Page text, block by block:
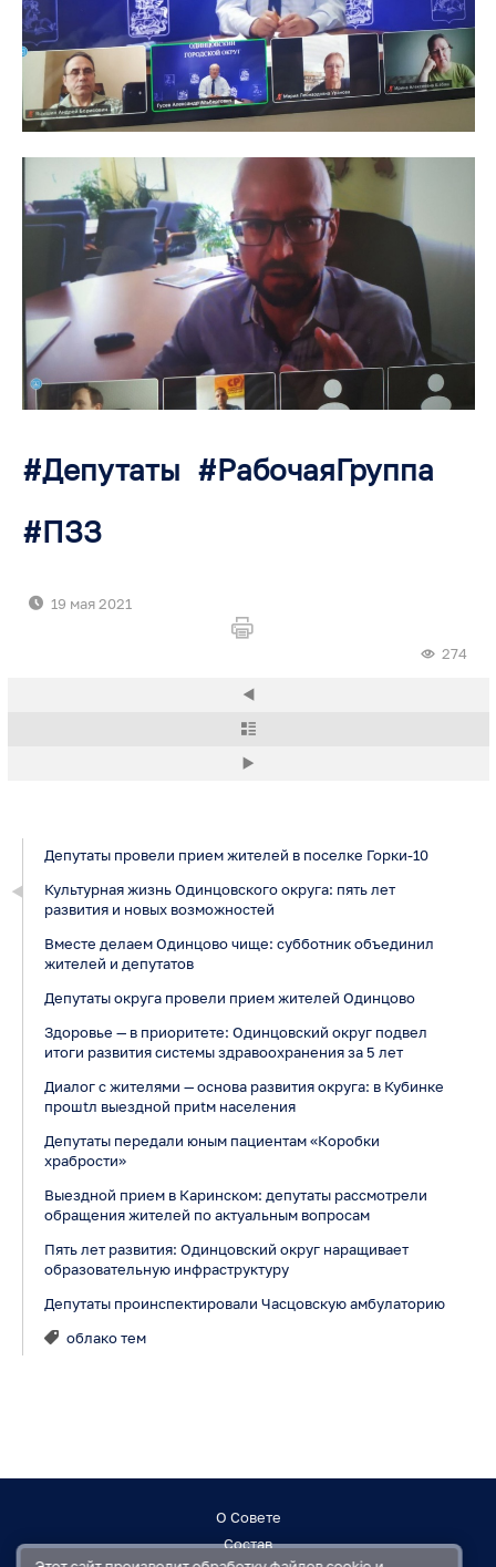
Депутаты
РабочаяГруппа
ПЗЗ
19 мая 2021
274
Депутаты провели прием жителей в поселке Горки-10
Культурная жизнь Одинцовского округа: пять лет
развития и новых возможностей
Вместе делаем Одинцово чище: субботник объединил
жителей и депутатов
Депутаты округа провели прием жителей Одинцово
Здоровье — в приоритете: Одинцовский округ подвел
итоги развития системы здравоохранения за 5 лет
Диалог с жителями — основа развития округа: в Кубинке
прошtл выездной приtм населения
Депутаты передали юным пациентам «Коробки
храбрости»
Выездной прием в Каринском: депутаты рассмотрели
обращения жителей по актуальным вопросам
Пять лет развития: Одинцовский округ наращивает
образовательную инфраструктуру
Депутаты проинспектировали Часцовскую амбулаторию
облако тем
О Совете
Состав